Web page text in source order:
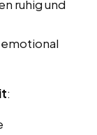
ruhig und
: